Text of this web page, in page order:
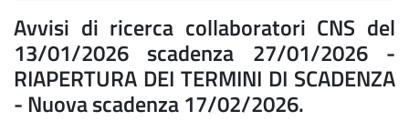
Avvisi di ricerca collaboratori CNS del
13/01/2026 scadenza 27/01/2026 -
RIAPERTURA DEI TERMINI DI SCADENZA
- Nuova scadenza 17/02/2026.